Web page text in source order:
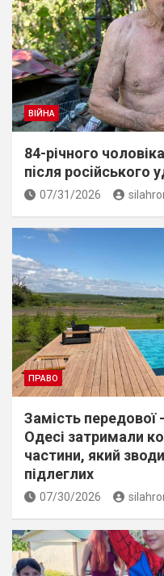
ВІЙНА
84-річного
пiсля росiйського
07/31/2026
ПРАВО
Замість передової
Одесі затримали
частини, який
підлеглих
07/30/2026